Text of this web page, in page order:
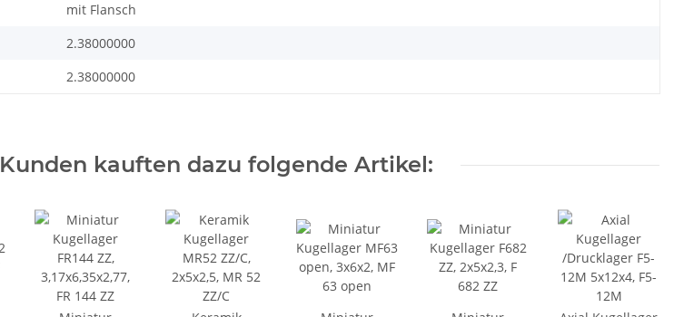
mit Flansch
2.38000000
2.38000000
Kunden kauften dazu folgende Artikel: